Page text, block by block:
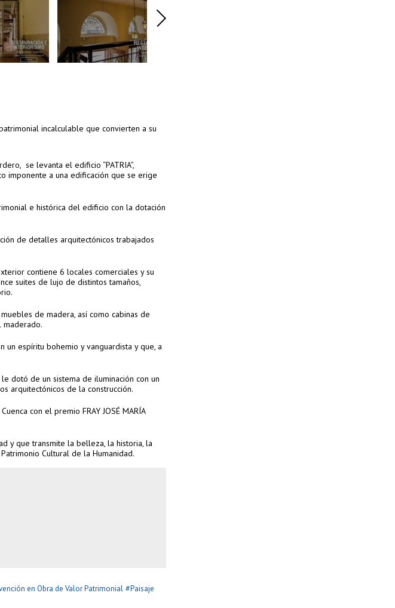
incalculable que convierten a su
se levanta el edificio “PATRIA”,
imponente a una edificación que se erige
e histórica del edificio con la dotación
de detalles arquitectónicos trabajados
contiene 6 locales comerciales y su
suites de lujo de distintos tamaños,
de madera, así como cabinas de
maderado.
espíritu bohemio y vanguardista y que, a
dotó de un sistema de iluminación con un
arquitectónicos de la construcción.
con el premio FRAY JOSÉ MARÍA
y que transmite la belleza, la historia, la
Cultural de la Humanidad.
en Obra de Valor Patrimonial #Paisaje